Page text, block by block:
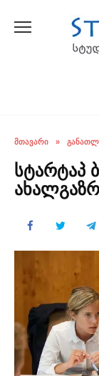
ᲛᲗᲐᲕᲐᲠᲘ »
სტარტაპ